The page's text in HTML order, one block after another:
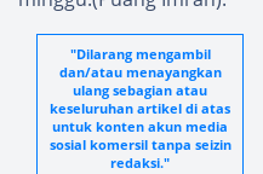
"Dilarang mengambil
dan/atau menayangkan
ulang sebagian atau
keseluruhan artikel di atas
untuk konten akun media
sosial komersil tanpa seizin
redaksi."